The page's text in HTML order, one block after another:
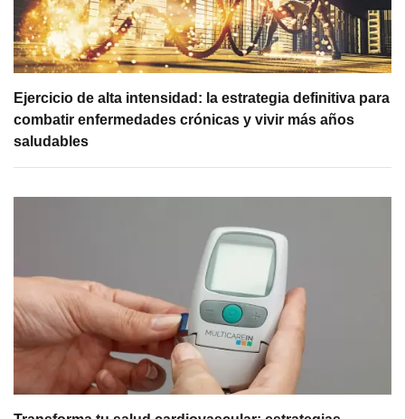
Ejercicio de alta intensidad: la estrategia definitiva para
combatir enfermedades crónicas y vivir más años
saludables